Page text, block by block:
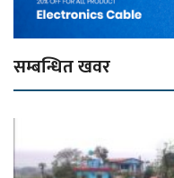
सम्बन्धित खवर